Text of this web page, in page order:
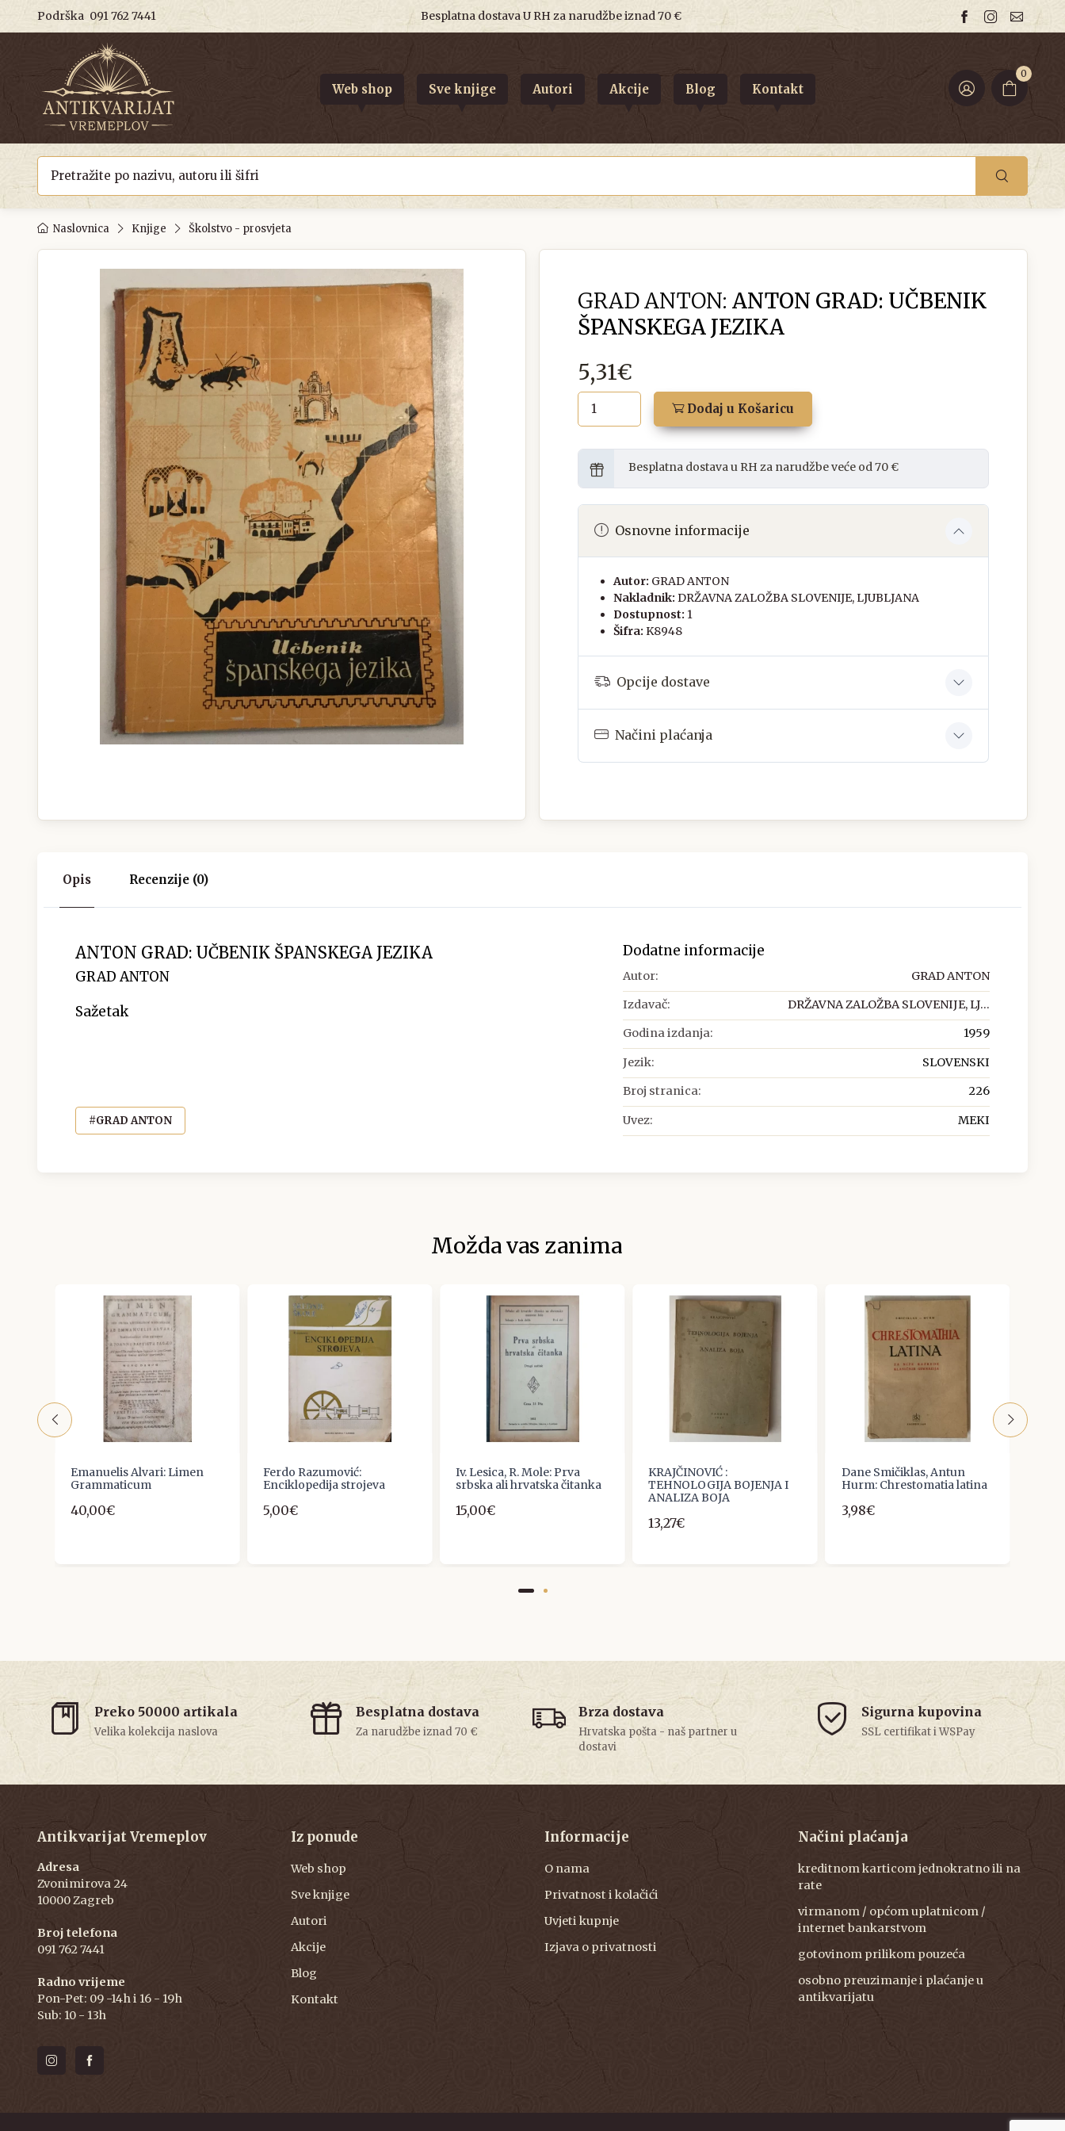
Podrška 091 762 7441 Besplatna dostava U RH za narudžbe iznad 70 €
0
Web shop Sve knjige Autori Akcije Blog Kontakt
Naslovnica Knjige Školstvo - prosvjeta
GRAD ANTON: ANTON GRAD: UČBENIK
ŠPANSKEGA JEZIKA
5,31€
Dodaj u Košaricu
Besplatna dostava u RH za narudžbe veće od 70 €
Osnovne informacije
Autor: GRAD ANTON
Nakladnik: DRŽAVNA ZALOŽBA SLOVENIJE, LJUBLJANA
Dostupnost: 1
Šifra: K8948
Opcije dostave
Načini plaćanja
Opis Recenzije (0)
ANTON GRAD: UČBENIK ŠPANSKEGA JEZIKA
GRAD ANTON
Sažetak
#GRAD ANTON
Dodatne informacije
Autor: GRAD ANTON
Izdavač: DRŽAVNA ZALOŽBA SLOVENIJE, LJ...
Godina izdanja: 1959
Jezik: SLOVENSKI
Broj stranica: 226
Uvez: MEKI
Možda vas zanima
Emanuelis Alvari: Limen
Grammaticum
40,00€
Ferdo Razumović:
Enciklopedija strojeva
5,00€
Iv. Lesica, R. Mole: Prva
srbska ali hrvatska čitanka
15,00€
KRAJČINOVIĆ :
TEHNOLOGIJA BOJENJA I
ANALIZA BOJA
13,27€
Dane Smičiklas, Antun
Hurm: Chrestomatia latina
3,98€
Preko 50000 artikala
Velika kolekcija naslova
Besplatna dostava
Za narudžbe iznad 70 €
Brza dostava
Hrvatska pošta - naš partner u
dostavi
Sigurna kupovina
SSL certifikat i WSPay
Antikvarijat Vremeplov
Adresa
Zvonimirova 24
10000 Zagreb
Broj telefona
091 762 7441
Radno vrijeme
Pon-Pet: 09 -14h i 16 - 19h
Sub: 10 - 13h
Iz ponude
Web shop
Sve knjige
Autori
Akcije
Blog
Kontakt
Informacije
O nama
Privatnost i kolačići
Uvjeti kupnje
Izjava o privatnosti
Načini plaćanja
kreditnom karticom jednokratno ili na
rate
virmanom / općom uplatnicom /
internet bankarstvom
gotovinom prilikom pouzeća
osobno preuzimanje i plaćanje u
antikvarijatu